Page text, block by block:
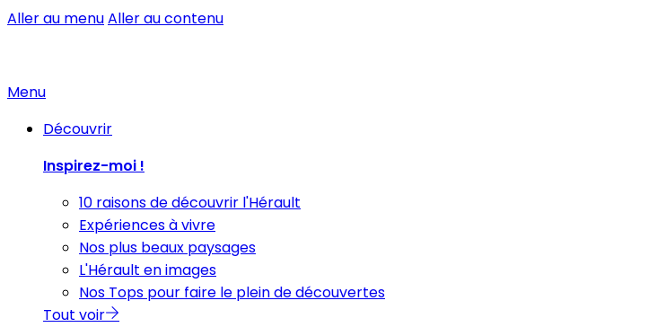
Aller au menuAller au contenu
Menu
Découvrir
Inspirez-moi !
10 raisons de découvrir l'Hérault
Expériences à vivre
Nos plus beaux paysages
L'Hérault en images
Nos Tops pour faire le plein de découvertes
Tout voir